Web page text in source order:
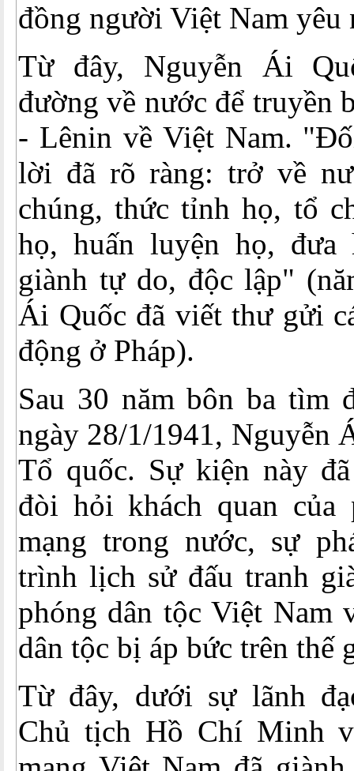
đồng người Việt Nam yêu
Từ đây, Nguyễn Ái
đường về nước để truyền
- Lênin về Việt Nam.
lời đã rõ ràng: trở về
chúng, thức tỉnh họ, tổ
họ, huấn luyện họ, đưa
giành tự do, độc lập"
Ái Quốc đã viết thư gửi
động ở Pháp).
Sau 30 năm bôn ba tìm
ngày 28/1/1941, Nguyễn
Tổ quốc. Sự kiện này
đòi hỏi khách quan của
mạng trong nước, sự
trình lịch sử đấu tranh
phóng dân tộc Việt Nam
dân tộc bị áp bức trên thế
Từ đây, dưới sự lãnh
Chủ tịch Hồ Chí Minh